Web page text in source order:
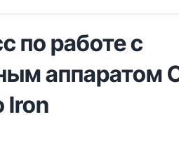
по работе с
аппаратом
Iron